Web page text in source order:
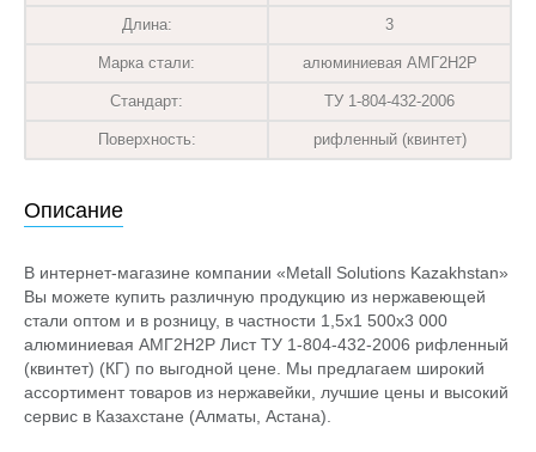
Длина: 3
Марка стали: алюминиевая АМГ2Н2Р
Стандарт: ТУ 1-804-432-2006
Поверхность: рифленный (квинтет)
Описание
В интернет-магазине компании «Metall Solutions Kazakhstan»
Вы можете купить различную продукцию из нержавеющей
стали оптом и в розницу, в частности 1,5х1 500х3 000
алюминиевая АМГ2Н2Р Лист ТУ 1-804-432-2006 рифленный
(квинтет) (КГ) по выгодной цене. Мы предлагаем широкий
ассортимент товаров из нержавейки, лучшие цены и высокий
сервис в Казахстане (Алматы, Астана).